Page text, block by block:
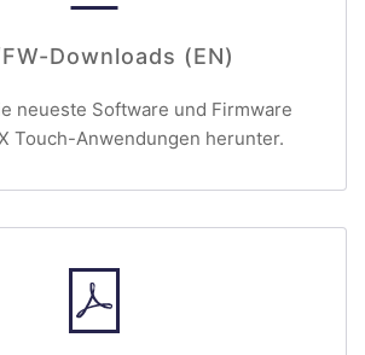
Downloads (EN)
neueste Software und Firmware
Touch-Anwendungen herunter.